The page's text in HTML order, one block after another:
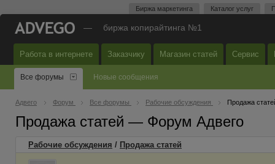
Биржа маркетинга Каталог услуг
— биржа копирайтинга №1
Работа в интернете Заказчику Магазин статей Сервис
Все форумы Новые сообщения
Адвего Форум Все форумы Рабочие обсуждения Продажа
Продажа статей — Форум Адвего
Рабочие обсуждения / Продажа статей